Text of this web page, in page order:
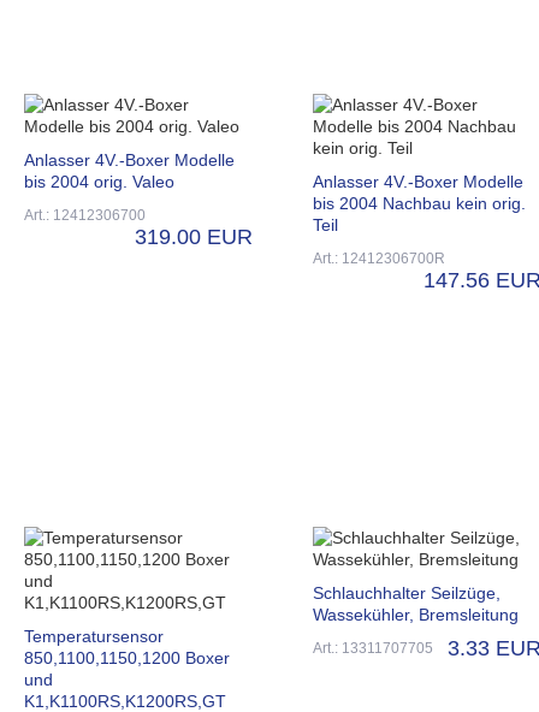
Anlasser 4V.-Boxer Modelle
bis 2004 orig. Valeo
Art.: 12412306700
319.00 EUR
Anlasser 4V.-Boxer Modelle
bis 2004 Nachbau kein orig.
Teil
Art.: 12412306700R
147.56
Temperatursensor
850,1100,1150,1200 Boxer
und
K1,K1100RS,K1200RS,GT
Schlauchhalter Seilzüge,
Wassekühler, Bremsleitung
Art.: 13311707705 3.33